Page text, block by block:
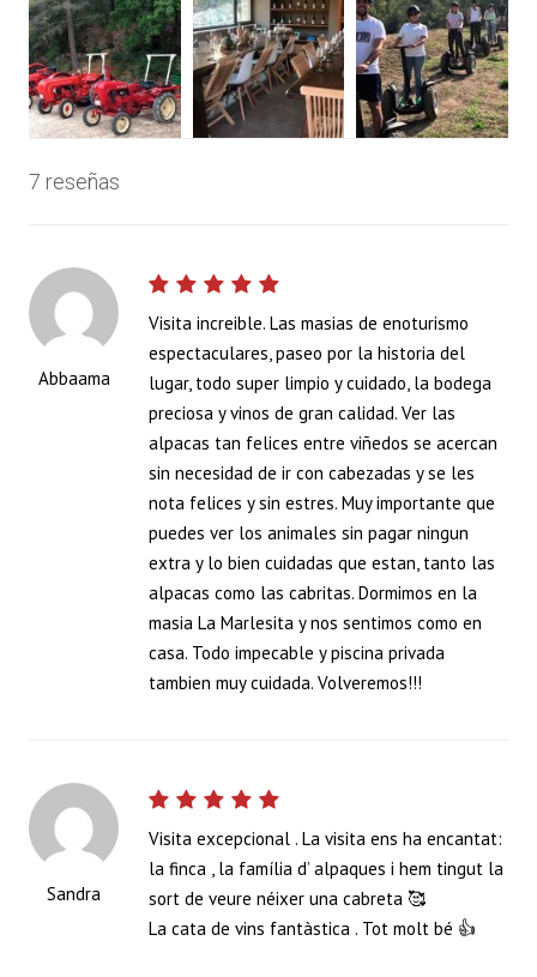
7 reseñas
Abbaama
Visita increible. Las masias de enoturismo
espectaculares, paseo por la historia del
lugar, todo super limpio y cuidado, la bodega
preciosa y vinos de gran calidad. Ver las
alpacas tan felices entre viñedos se acercan
sin necesidad de ir con cabezadas y se les
nota felices y sin estres. Muy importante que
puedes ver los animales sin pagar ningun
extra y lo bien cuidadas que estan, tanto las
alpacas como las cabritas. Dormimos en la
masia La Marlesita y nos sentimos como en
casa. Todo impecable y piscina privada
tambien muy cuidada. Volveremos!!!
Sandra
Visita excepcional . La visita ens ha encantat:
la finca , la família d’ alpaques i hem tingut la
sort de veure néixer una cabreta 🥰
La cata de vins fantàstica . Tot molt bé 👍